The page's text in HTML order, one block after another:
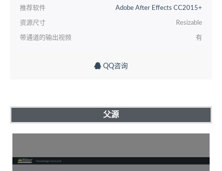
推荐软件 Adobe After Effects CC2015+
资源尺寸 Resizable
带通道的输出视频 有
QQ咨询
父源